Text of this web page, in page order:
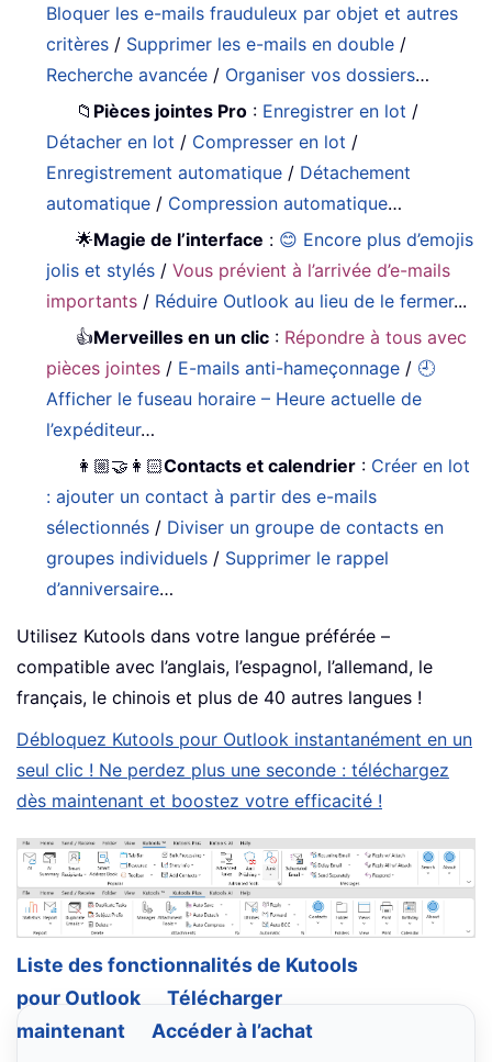
Bloquer les e-mails frauduleux par objet et autres
critères / Supprimer les e-mails en double /
Recherche avancée / Organiser vos dossiers…
📁 Pièces jointes Pro : Enregistrer en lot /
Détacher en lot / Compresser en lot /
Enregistrement automatique / Détachement
automatique / Compression automatique…
🌟Magie de l’interface : 😊 Encore plus d’emojis
jolis et stylés /Vous prévient à l’arrivée d’e-mails
importants / Réduire Outlook au lieu de le fermer...
👍Merveilles en un clic : Répondre à tous avec
pièces jointes / E-mails anti-hameçonnage / 🕘
Afficher le fuseau horaire – Heure actuelle de
l’expéditeur…
👩🏼‍🤝‍👩🏻Contacts et calendrier : Créer en lot
: ajouter un contact à partir des e-mails
sélectionnés / Diviser un groupe de contacts en
groupes individuels / Supprimer le rappel
d’anniversaire…
Utilisez Kutools dans votre langue préférée –
compatible avec l’anglais, l’espagnol, l’allemand, le
français, le chinois et plus de 40 autres langues !
Débloquez Kutools pour Outlook instantanément en un
seul clic ! Ne perdez plus une seconde : téléchargez
dès maintenant et boostez votre efficacité !
Liste des fonctionnalités de Kutools
pour Outlook
Télécharger
maintenant
Accéder à l’achat